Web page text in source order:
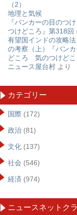
（2）
地理と気候
『バンカーの目のつ
つけどころ』第318回
有望国インドの攻略
の考察（上）『バン
どころ 気のつけどこ
ニュース屋台村 より
カテゴリー
国際 (172)
政治 (81)
文化 (137)
社会 (546)
経済 (974)
ニュースネットク